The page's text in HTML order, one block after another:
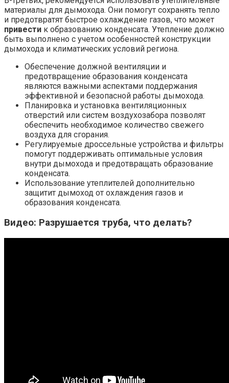
материалы для дымохода. Они помогут сохранять тепло
и предотвратят быстрое охлаждение газов, что может
привести к образованию конденсата. Утепление должно
быть выполнено с учетом особенностей конструкции
дымохода и климатических условий региона.
Обеспечение должной вентиляции и
предотвращение образования конденсата
являются важными аспектами поддержания
эффективной и безопасной работы дымохода.
Планировка и установка вентиляционных
отверстий или систем воздухозабора позволят
обеспечить необходимое количество свежего
воздуха для сгорания.
Регулируемые дроссельные устройства и фильтры
помогут поддерживать оптимальные условия
внутри дымохода и предотвращать образование
конденсата.
Использование утеплителей дополнительно
защитит дымоход от охлаждения газов и
образования конденсата.
Видео: Разрушается труба, что делать?